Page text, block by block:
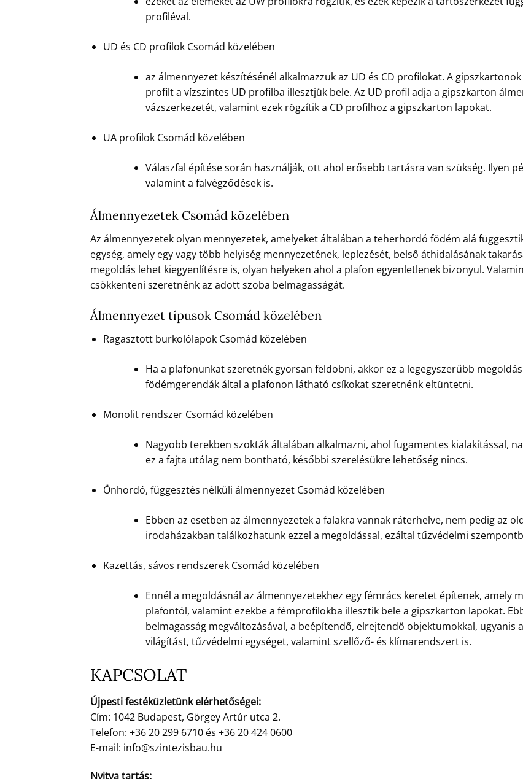
profiléval.
UD és CD profilok Csomád közelében
az álmennyezet készítésénél alkalmazzuk az UD és CD profilokat. A
profilt a vízszintes UD profilba illesztjük bele. Az UD profil adja a gipszkarton
vázszerkezetét, valamint ezek rögzítik a CD profilhoz a gipszkarton lapokat.
UA profilok Csomád közelében
Válaszfal építése során használják, ott ahol erősebb tartásra van szükség. Ilyen
valamint a falvégződések is.
Álmennyezetek Csomád közelében
Az álmennyezetek olyan mennyezetek, amelyeket általában a teherhordó födém alá
egység, amely egy vagy több helyiség mennyezetének, leplezését, belső áthidalásának
megoldás lehet kiegyenlítésre is, olyan helyeken ahol a plafon egyenletlenek bizonyul.
csökkenteni szeretnénk az adott szoba belmagasságát.
Álmennyezet típusok Csomád közelében
Ragasztott burkolólapok Csomád közelében
Ha a plafonunkat szeretnék gyorsan feldobni, akkor ez a legegyszerűbb
födémgerendák által a plafonon látható csíkokat szeretnénk eltüntetni.
Monolit rendszer Csomád közelében
Nagyobb terekben szokták általában alkalmazni, ahol fugamentes kialakítással,
ez a fajta utólag nem bontható, későbbi szerelésükre lehetőség nincs.
Önhordó, függesztés nélküli álmennyezet Csomád közelében
Ebben az esetben az álmennyezetek a falakra vannak ráterhelve, nem pedig az
irodaházakban találkozhatunk ezzel a megoldással, ezáltal tűzvédelmi
Kazettás, sávos rendszerek Csomád közelében
Ennél a megoldásnál az álmennyezetekhez egy fémrács keretet építenek, amely
plafontól, valamint ezekbe a fémprofilokba illesztik bele a gipszkarton lapokat.
belmagasság megváltozásával, a beépítendő, elrejtendő objektumokkal,
világítást, tűzvédelmi egységet, valamint szellőző- és klímarendszert is.
KAPCSOLAT
Újpesti festéküzletünk elérhetőségei:
Cím: 1042 Budapest, Görgey Artúr utca 2.
Telefon: +36 20 299 6710 és +36 20 424 0600
E-mail: info@szintezisbau.hu
Nyitva tartás: